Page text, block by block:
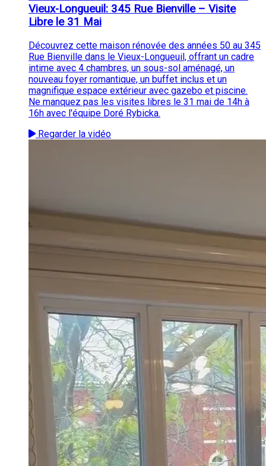
Vieux-Longueuil: 345 Rue Bienville – Visite
Libre le 31 Mai
Découvrez cette maison rénovée des années 50 au 345
Rue Bienville dans le Vieux-Longueuil, offrant un cadre
intime avec 4 chambres, un sous-sol aménagé, un
nouveau foyer romantique, un buffet inclus et un
magnifique espace extérieur avec gazebo et piscine.
Ne manquez pas les visites libres le 31 mai de 14h à
16h avec l'équipe Doré Rybicka.
Regarder la vidéo